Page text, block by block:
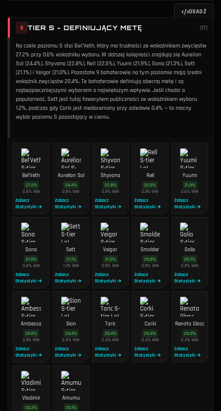
OSADŹ
S TIER S - DEFINIUJĄCY METĘ (17)
Na czele poziomu S stoi Bel'Veth, który ma trudności ze wskaźnikiem zwycięstw
27.2% przy 0.6% wskaźniku wyboru. W dalszej kolejności znajdują się Aurelion
Sol (24.4%), Shyvana (22.8%), Rell (22.5%), Yuumi (21.9%), Sona (21.3%), Sett
(21.1%) i Veigar (21.0%). Pozostałe 9 bohaterowie na tym poziomie mają średni
wskaźnik zwycięstw 20.4%. Te bohaterowie definiują obecną metę i są
najbezpieczniejszymi wyborami o największym wpływie. Jeśli chodzi o
popularność, Sett jest tutaj faworytem publiczności ze wskaźnikiem wyboru
1.2%, podczas gdy Corki jest niedoceniany przy zaledwie 0.4% — to mocny
wybór poziomu S pozostający w cieniu.
Bel'Veth
27.2%
0.6% WW
Zobacz
Statystyki →
Aurelion Sol
24.4%
0.6%WW
Zobacz
Statystyki →
Shyvana
22.8%
0.8%WW
Zobacz
Statystyki →
Rell
22.5%
0.5%WW
Zobacz
Statystyki →
Yuumi
21.9%
0.6%WW
Zobacz
Statystyki →
Sona
21.3%
0.6% WW
Zobacz
Statystyki →
Sett
21.1%
1.2% WW
Zobacz
Statystyki →
Veigar
21.0%
0.8%WW
Zobacz
Statystyki →
Smolder
20.8%
0.8% WW
Zobacz
Statystyki →
Galio
20.7%
0.8%WW
Zobacz
Statystyki →
Ambessa
20.6%
0.5%WW
Zobacz
Statystyki →
Sion
20.4%
0.9%WW
Zobacz
Statystyki →
Taric
20.4%
0.4%WW
Zobacz
Statystyki →
Corki
20.4%
0.4% WW
Zobacz
Statystyki →
Renata Glasc
20.3%
0.4%WW
Zobacz
Statystyki →
Vladimir
20.3%
Amumu
20.1%